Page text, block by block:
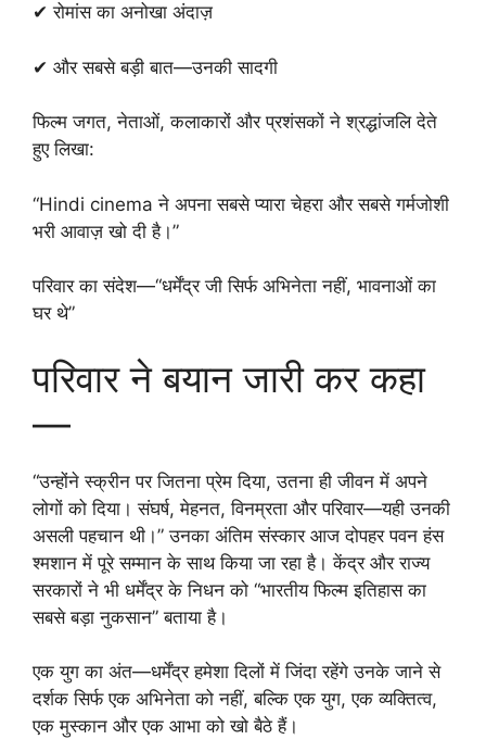
✔ रोमांस का अनोखा अंदाज़
✔ और सबसे बड़ी बात—उनकी सादगी
फिल्म जगत, नेताओं, कलाकारों और प्रशंसकों ने श्रद्धांजलि देते
हुए लिखा:
“Hindi cinema ने अपना सबसे प्यारा चेहरा और सबसे गर्मजोशी
भरी आवाज़ खो दी है।”
परिवार का संदेश—“धर्मेंद्र जी सिर्फ अभिनेता नहीं, भावनाओं का
घर थे”
परिवार ने बयान जारी कर कहा
—
“उन्होंने स्क्रीन पर जितना प्रेम दिया, उतना ही जीवन में अपने
लोगों को दिया। संघर्ष, मेहनत, विनम्रता और परिवार—यही उनकी
असली पहचान थी।” उनका अंतिम संस्कार आज दोपहर पवन हंस
श्मशान में पूरे सम्मान के साथ किया जा रहा है। केंद्र और राज्य
सरकारों ने भी धर्मेंद्र के निधन को “भारतीय फिल्म इतिहास का
सबसे बड़ा नुकसान” बताया है।
एक युग का अंत—धर्मेंद्र हमेशा दिलों में जिंदा रहेंगे उनके जाने से
दर्शक सिर्फ एक अभिनेता को नहीं, बल्कि एक युग, एक व्यक्तित्व,
एक मुस्कान और एक आभा को खो बैठे हैं।